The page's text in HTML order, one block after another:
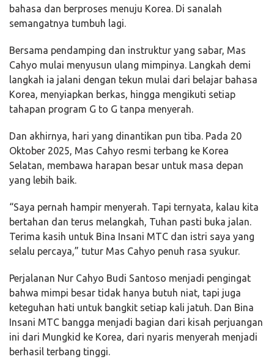
bahasa dan berproses menuju Korea. Di sanalah
semangatnya tumbuh lagi.
Bersama pendamping dan instruktur yang sabar, Mas
Cahyo mulai menyusun ulang mimpinya. Langkah demi
langkah ia jalani dengan tekun mulai dari belajar bahasa
Korea, menyiapkan berkas, hingga mengikuti setiap
tahapan program G to G tanpa menyerah.
Dan akhirnya, hari yang dinantikan pun tiba. Pada 20
Oktober 2025, Mas Cahyo resmi terbang ke Korea
Selatan, membawa harapan besar untuk masa depan
yang lebih baik.
“Saya pernah hampir menyerah. Tapi ternyata, kalau kita
bertahan dan terus melangkah, Tuhan pasti buka jalan.
Terima kasih untuk Bina Insani MTC dan istri saya yang
selalu percaya,” tutur Mas Cahyo penuh rasa syukur.
Perjalanan Nur Cahyo Budi Santoso menjadi pengingat
bahwa mimpi besar tidak hanya butuh niat, tapi juga
keteguhan hati untuk bangkit setiap kali jatuh. Dan Bina
Insani MTC bangga menjadi bagian dari kisah perjuangan
ini dari Mungkid ke Korea, dari nyaris menyerah menjadi
berhasil terbang tinggi.